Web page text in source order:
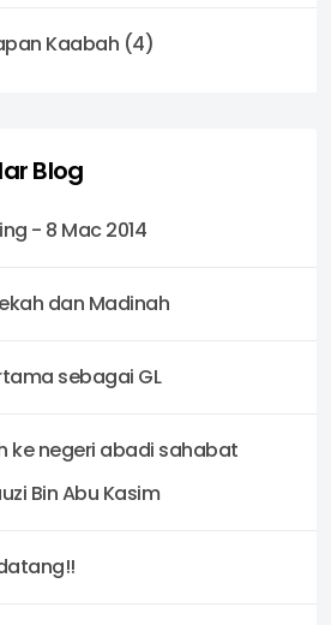
Kaabah (4)
Blog
- 8 Mac 2014
dan Madinah
sebagai GL
ke negeri abadi sahabat
Bin Abu Kasim